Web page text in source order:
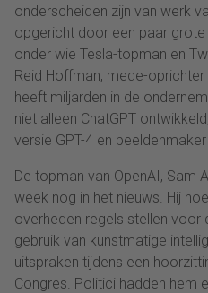
onderscheiden zijn van werk
opgericht door een paar
onder wie Tesla-topman en
Reid Hoffman, mede-
heeft miljarden in de
niet alleen ChatGPT
versie GPT-4 en beeldenmaker
De topman van OpenAI, Sam
week nog in het nieuws. Hij
overheden regels stellen voor
gebruik van kunstmatige
uitspraken tijdens een
Congres. Politici hadden hem